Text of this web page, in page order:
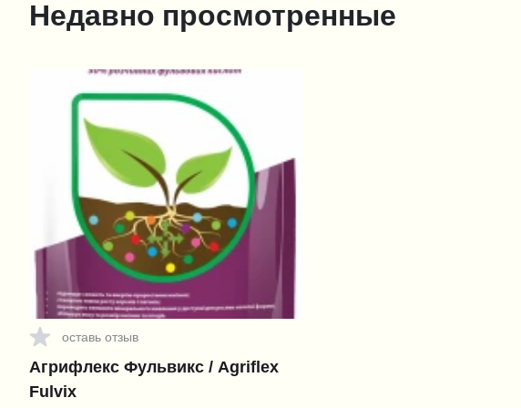
Недавно просмотренные
оставь отзыв
Агрифлекс Фульвикс / Agriflex
Fulvix